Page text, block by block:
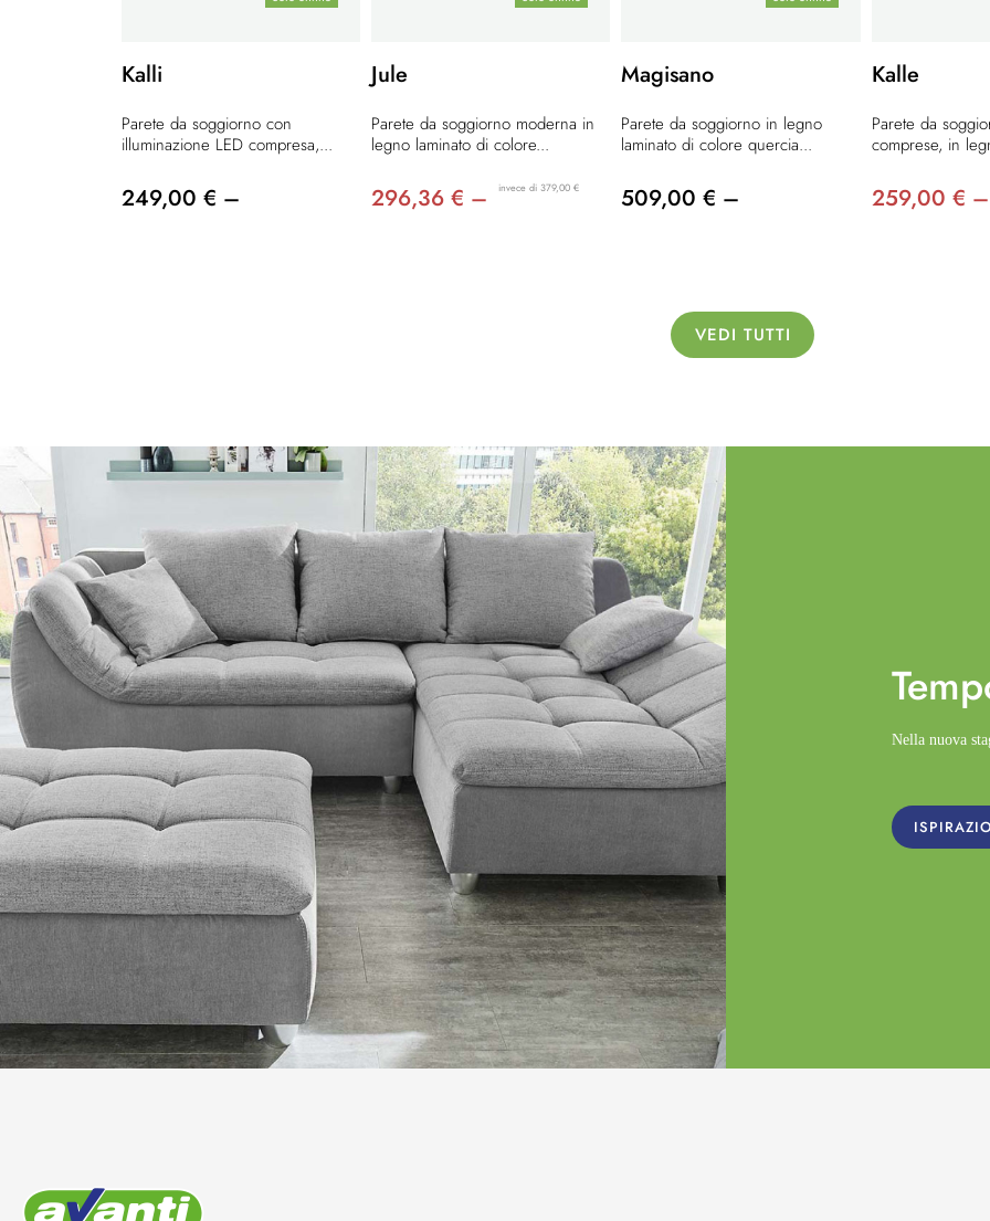
Kalli
Parete da soggiorno con
illuminazione LED compresa,...
249,00 € –
Jule
Parete da soggiorno moderna in
legno laminato di colore...
296,36 € – invece di 379,00 €
Magisano
Parete da soggiorno in legno
laminato di colore quercia...
509,00 € –
Kalle
Parete da
comprese, in
259,00 € –
VEDI TUTTI
Nella nuova